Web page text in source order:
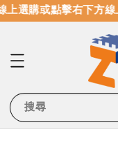
選購或點擊右下方
搜尋